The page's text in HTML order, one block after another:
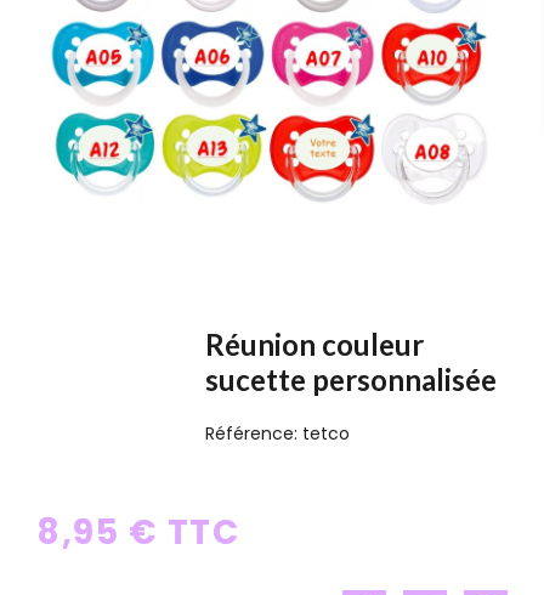
Réunion couleur
sucette personnalisée
Référence: tetco
8,95 € TTC